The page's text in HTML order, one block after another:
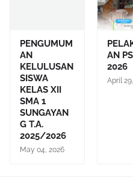
PENGUMUM
AN
KELULUSAN
SISWA
KELAS XII
SMA 1
SUNGAYAN
G T.A.
2025/2026
May 04, 2026
AN
2026
April